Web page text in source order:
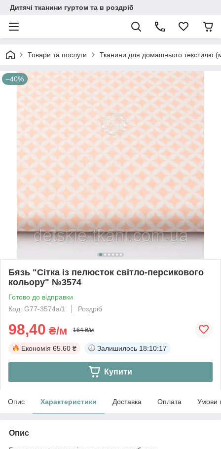
Дитячі тканини гуртом та в роздріб
Товари та послуги Тканини для домашнього текстилю
–40%
Бязь "Сітка із пелюсток світло-персикового
кольору" №3574
Готово до відправки
Код: G77-3574а/1
Роздріб
98,40 ₴/м 164 ₴/м
Економія 65.60 ₴ Залишилось 18:10:17
Купити
Опис Характеристики Доставка Оплата Умови
Опис